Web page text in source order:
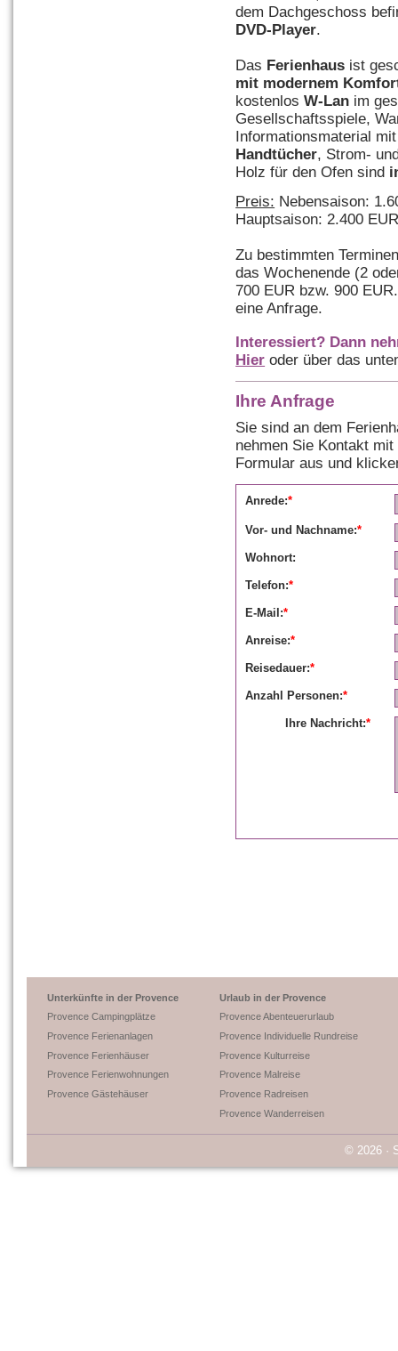
dem Dachgeschoss
DVD-Player.
Das Ferienhaus ist
mit modernem
kostenlosW-Lan im
Gesellschaftsspiele,
Informationsmaterial
Handtücher, Strom-
Holz für den Ofen sind
Preis: Nebensaison:
Hauptsaison: 2.400
Zu bestimmten
das Wochenende (2
700 EUR bzw. 900
eine Anfrage.
Interessiert? Dann
Hier oder über das
Ihre Anfrage
Sie sind an dem
nehmen Sie Kontakt
Formular aus und
Anrede:*
Vor- und Nachname:*
Wohnort:
Telefon:*
E-Mail:*
Anreise:*
Reisedauer:*
Anzahl Personen:*
Ihre Nachricht:*
Unterkünfte in der Provence
Provence Campingplätze
Provence Ferienanlagen
Provence Ferienhäuser
Provence Ferienwohnungen
Provence Gästehäuser
Urlaub in der Provence
Provence Abenteuerurlaub
Provence Individuelle Rundreise
Provence Kulturreise
Provence Malreise
Provence Radreisen
Provence Wanderreisen
© 2026 ·